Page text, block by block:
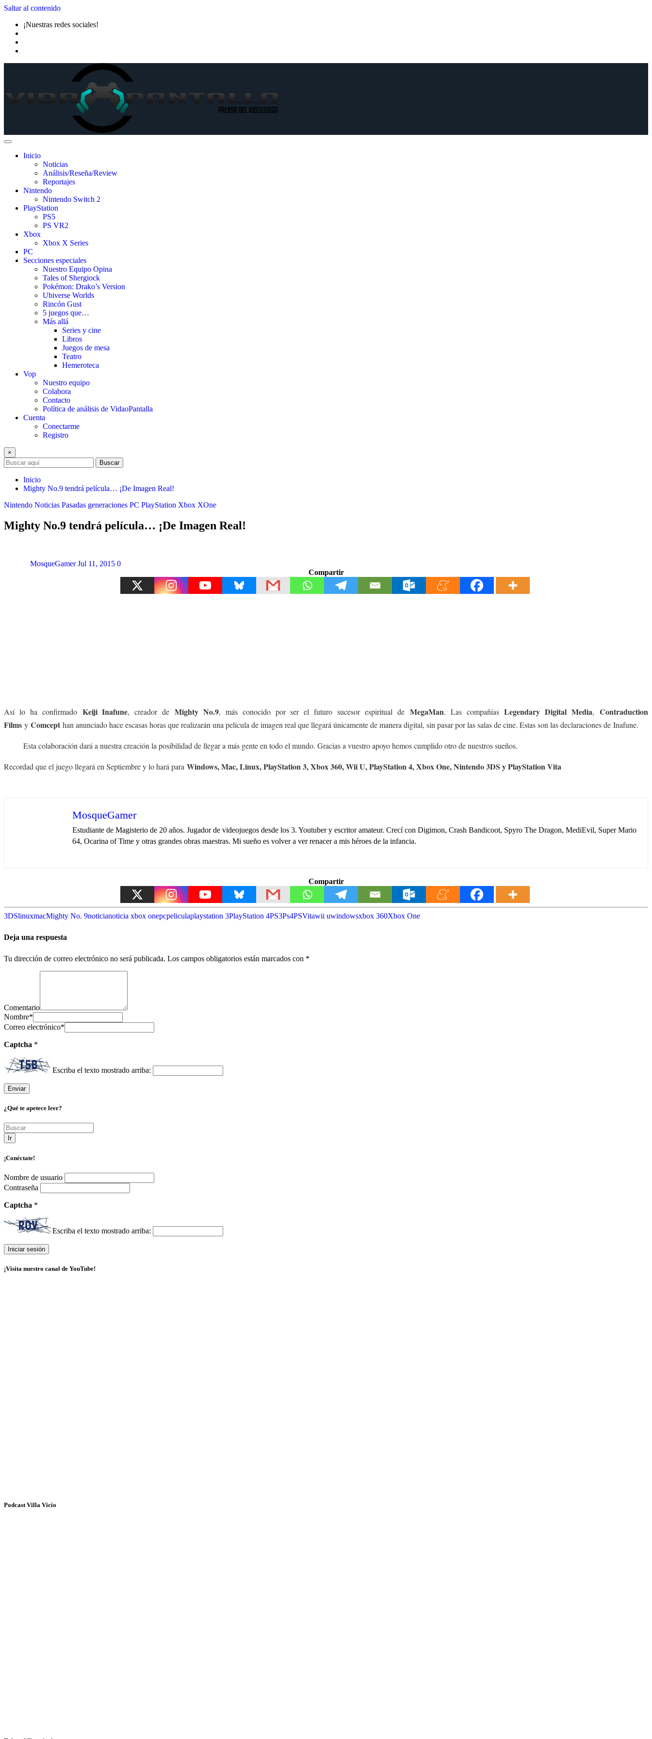
Saltar al contenido
¡Nuestras redes sociales!
Inicio
Noticias
Análisis/Reseña/Review
Reportajes
Nintendo
Nintendo Switch 2
PlayStation
PS5
PS VR2
Xbox
Xbox X Series
PC
Secciones especiales
Nuestro Equipo Opina
Tales of Shergiock
Pokémon: Drako’s Version
Ubiverse Worlds
Rincón Gust
5 juegos que…
Más allá
Series y cine
Libros
Juegos de mesa
Teatro
Hemeroteca
Vop
Nuestro equipo
Colabora
Contacto
Política de análisis de VidaoPantalla
Cuenta
Conectarme
Registro
×
Buscar
Inicio
Mighty No.9 tendrá película… ¡De Imagen Real!
Nintendo Noticias Pasadas generaciones PC PlayStation Xbox XOne
Mighty No.9 tendrá película… ¡De Imagen Real!
MosqueGamer Jul 11, 2015 0
Compartir
Así lo ha confirmado Keiji Inafune, creador de Mighty No.9, más conocido por ser el futuro sucesor espiritual de MegaMan. Las compañías Legendary Digital Media, Contraduction
Films y Comcept han anunciado hace escasas horas que realizarán una película de imagen real que llegará únicamente de manera digital, sin pasar por las salas de cine. Estas son las declaraciones de Inafune.
Esta colaboración dará a nuestra creación la posibilidad de llegar a más gente en todo el mundo. Gracias a vuestro apoyo hemos cumplido otro de nuestros sueños.
Recordad que el juego llegará en Septiembre y lo hará para Windows, Mac, Linux, PlayStation 3, Xbox 360, Wii U, PlayStation 4, Xbox One, Nintendo 3DS y PlayStation Vita
MosqueGamer
Estudiante de Magisterio de 20 años. Jugador de videojuegos desde los 3. Youtuber y escritor amateur. Crecí con Digimon, Crash Bandicoot, Spyro The Dragon, MediEvil, Super Mario
64, Ocarina of Time y otras grandes obras maestras. Mi sueño es volver a ver renacer a mis héroes de la infancia.
Compartir
3DSlinuxmacMighty No. 9noticianoticia xbox onepcpeliculaplaystation 3PlayStation 4PS3Ps4PSVitawii uwindowsxbox 360Xbox One
Deja una respuesta
Tu dirección de correo electrónico no será publicada. Los campos obligatorios están marcados con *
Comentario
Nombre*
Correo electrónico*
Captcha *
Escriba el texto mostrado arriba:
¿Qué te apetece leer?
Ir
¡Conéctate!
Nombre de usuario
Contraseña
Captcha *
Escriba el texto mostrado arriba:
¡Visita nuestro canal de YouTube!
Podcast Villa Vicio